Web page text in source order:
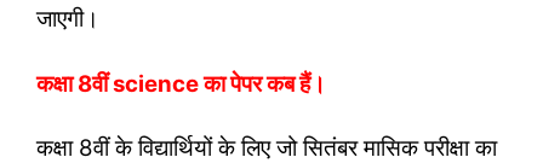
जाएगी।
कक्षा 8वीं science का पेपर कब हैं।
कक्षा 8वीं के विद्यार्थियों के लिए जो सितंबर मासिक परीक्षा का